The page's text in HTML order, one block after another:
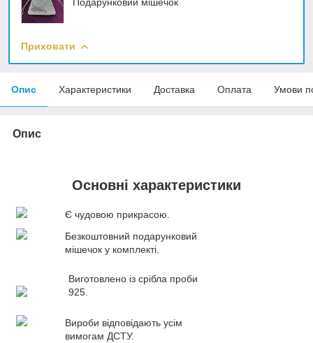
Приховати
Опис Характеристики Доставка Оплата Умови
Опис
Основні характеристики
Є чудовою прикрасою.
Безкоштовний подарунковий
мішечок у комплекті.
Виготовлено із срібла проби
925.
Вироби відповідають усім
вимогам ДСТУ.